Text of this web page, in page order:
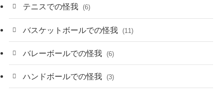
テニスでの怪我 (6)
バスケットボールでの怪我 (11)
バレーボールでの怪我 (6)
ハンドボールでの怪我 (3)